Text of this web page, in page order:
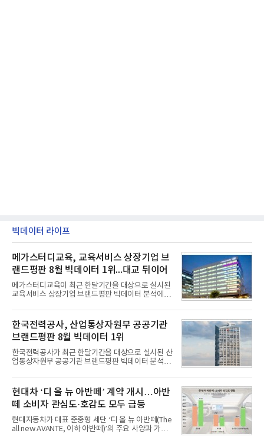
빅데이터 라이프
메가스터디교육, 교육서비스 상장기업 브
랜드평판 8월 빅데이터 1위...대교 뒤이어
메가스터디교육이 최근 한달기간을 대상으로 실시된
교육서비스 상장기업 브랜드평판 빅데이터 분석에서
일 한국기업평판연구소(소장 구창환)는 국내 교육서
비스 상장기업 브랜드를 대상으로 지난 7월 7일부터
8월 7일까지 수집된 소비자 빅데이터 10,074,233건
을 분석한 결과, 메가스터디교육이 브랜드평판지수
1,710,926을 기록하며 8월 1위에 올랐다고 밝혔다.
분석에 활용된 빅데이터는 지난 7월(9,491,206건) 대
비 6.14% 증가한 수치로, 교육서비스 상장기업 브랜
디교육, 대교, 디지
한국전력공사, 산업통상자원부 공공기관
브랜드평판 8월 빅데이터 1위
한국전력공사가 최근 한달기간을 대상으로 실시된 산
업통상자원부 공공기관 브랜드평판 빅데이터 분석에
이 순으로 뒤를 이었다.7일 한국기업평판연구소(소장
구창환)는 산업통상자원부 공공기관 41개 브랜드를
대상으로 지난 7월 7일부터 8월 7일까지 수집된 소비
자 빅데이터 91,102,549건을 분석한 결과, 한국전력
공사가 브랜드평판지수 10,670,633을 기록하며 8월
1위에 올랐다고 밝혔다. 분석에 활용된 빅데이터는 지
난 7월(88,893,823건) 대비 2.48% 증가한 수치다.연
현대차 ‘디 올 뉴 아반떼’ 계약 개시…아반
떼 소비자 관심도·호감도 모두 급등
현대자동차가 대표 준중형 세단 ‘디 올 뉴 아반떼(The
all new AVANTE, 이하 아반떼)’의 주요 사양과 가격